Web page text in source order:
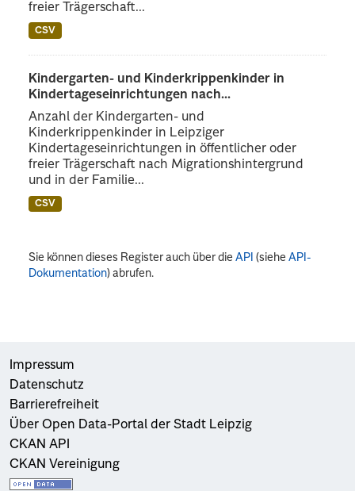
freier Trägerschaft...
CSV
Kindergarten- und Kinderkrippenkinder in
Kindertageseinrichtungen nach...
Anzahl der Kindergarten- und
Kinderkrippenkinder in Leipziger
Kindertageseinrichtungen in öffentlicher oder
freier Trägerschaft nach Migrationshintergrund
und in der Familie...
CSV
Sie können dieses Register auch über dieAPI (sieheAPI-
Dokumentation) abrufen.
Impressum
Datenschutz
Barrierefreiheit
Über Open Data-Portal der Stadt Leipzig
CKAN API
CKAN Vereinigung